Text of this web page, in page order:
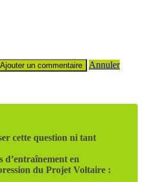
Annuler
cette question ni tant
d’entraînement en
du Projet Voltaire :